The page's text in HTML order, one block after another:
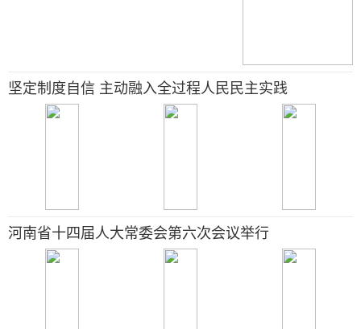
坚定制度自信 主动融入全过程人民民主实践
河南省十四届人大常委会第六次会议举行